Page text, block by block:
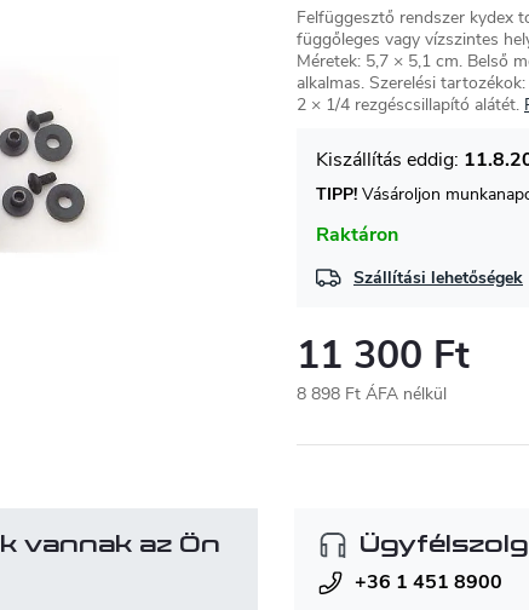
Felfüggesztő rendszer kydex
függőleges vagy vízszintes
Méretek: 5,7 × 5,1 cm. Belső
alkalmas. Szerelési
2 × 1/4 rezgéscsillapító alátét.
Raktáron
TIPP! Vásároljon
Szállítási lehetőségek
11 300 Ft
8 898 Ft ÁFA nélkül
vannak az Ön
+36 1 451 8900